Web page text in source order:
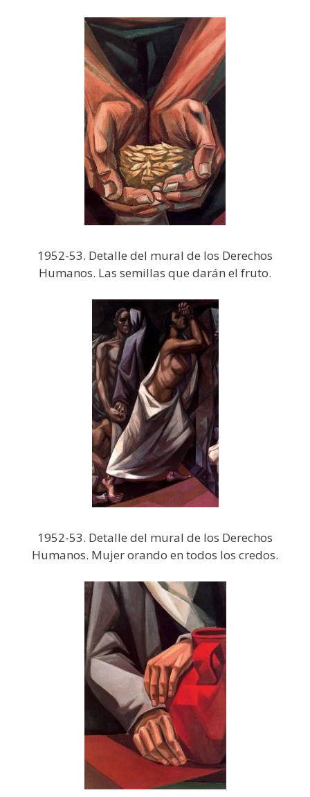
1952-53. Detalle del mural de los Derechos
Humanos. Las semillas que darán el fruto.
1952-53. Detalle del mural de los Derechos
Humanos. Mujer orando en todos los credos.